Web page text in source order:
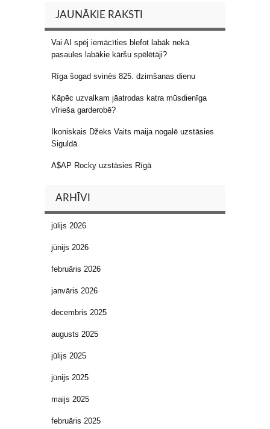
JAUNĀKIE RAKSTI
Vai AI spēj iemācīties blefot labāk nekā
pasaules labākie kāršu spēlētāji?
Rīga šogad svinēs 825. dzimšanas dienu
Kāpēc uzvalkam jāatrodas katra mūsdienīga
vīrieša garderobē?
Ikoniskais Džeks Vaits maija nogalē uzstāsies
Siguldā
A$AP Rocky uzstāsies Rīgā
ARHĪVI
jūlijs 2026
jūnijs 2026
februāris 2026
janvāris 2026
decembris 2025
augusts 2025
jūlijs 2025
jūnijs 2025
maijs 2025
februāris 2025